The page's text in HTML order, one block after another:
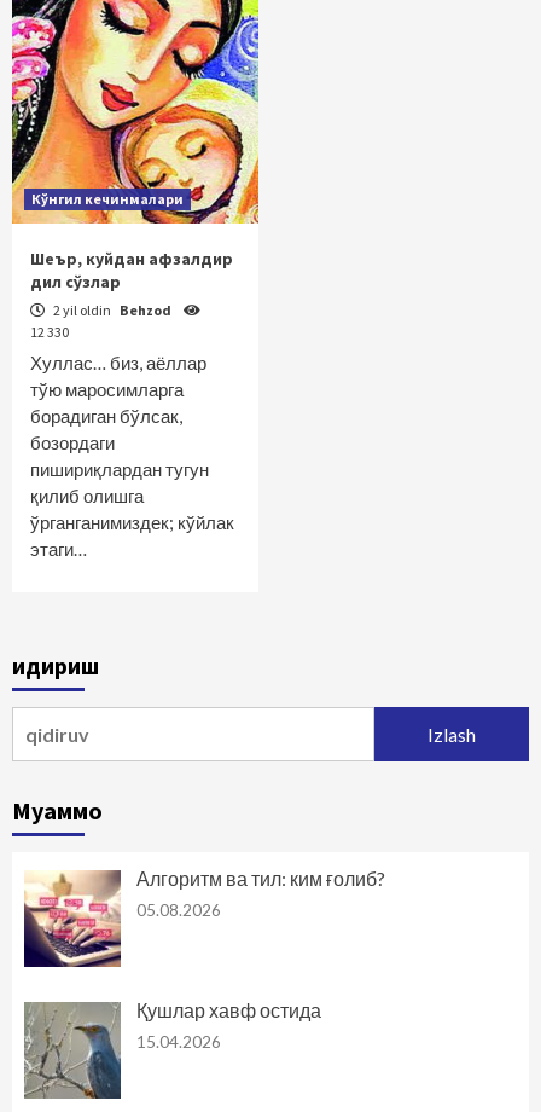
Кўнгил кечинмалари
Шеър, куйдан афзалдир
дил сўзлар
2 yil oldin Behzod
12 330
Хуллас… биз, аёллар
тўю маросимларга
борадиган бўлсак,
бозордаги
пишириқлардан тугун
қилиб олишга
ўрганганимиздек; кўйлак
этаги…
Қидириш
Муаммо
Алгоритм ва тил: ким ғолиб?
05.08.2026
Қушлар хавф остида
15.04.2026